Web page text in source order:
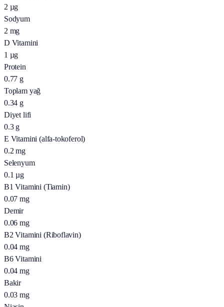
2 µg
Sodyum
2 mg
D Vitamini
1 µg
Protein
0.77 g
Toplam yağ
0.34 g
Diyet lifi
0.3 g
E Vitamini (alfa-tokoferol)
0.2 mg
Selenyum
0.1 µg
B1 Vitamini (Tiamin)
0.07 mg
Demir
0.06 mg
B2 Vitamini (Riboflavin)
0.04 mg
B6 Vitamini
0.04 mg
Bakir
0.03 mg